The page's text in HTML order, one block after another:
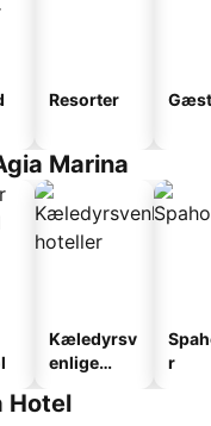
Resorter
Marina
Kæledyrsv
enlige
r
Hotel